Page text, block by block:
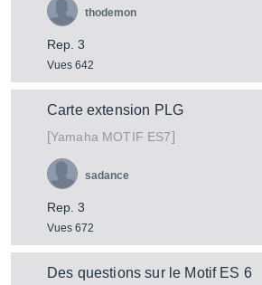
Rep. 3
Vues 642
thodemon
Carte extension PLG
[Yamaha MOTIF ES7]
Rep. 3
Vues 672
sadance
Des questions sur le Motif ES 6